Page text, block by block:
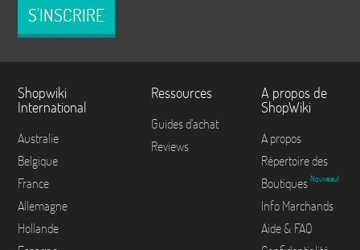
S'INSCRIRE
Shopwiki
International
Australie
Belgique
France
Allemagne
Hollande
Ressources
Guides d'achat
Reviews
A propos de
ShopWiki
A propos
Répertoire des
Boutiques Nouveau!
Info Marchands
Aide & FAQ